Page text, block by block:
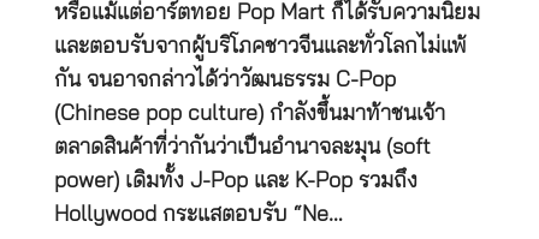
หรือแม้แต่อาร์ตทอย Pop Mart ก็ได้รับความนิยม
และตอบรับจากผู้บริโภคชาวจีนและทั่วโลกไม่แพ้
กัน จนอาจกล่าวได้ว่าวัฒนธรรม C-Pop
(Chinese pop culture) กำลังขึ้นมาท้าชนเจ้า
ตลาดสินค้าที่ว่ากันว่าเป็นอำนาจละมุน (soft
power) เดิมทั้ง J-Pop และ K-Pop รวมถึง
Hollywood กระแสตอบรับ “Ne…